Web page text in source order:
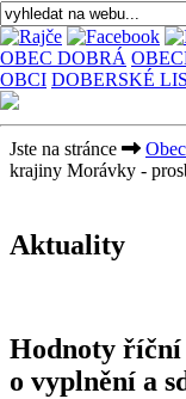
OBEC DOBRÁ
OBCI DOBERSKÉ
Jste na stránce
krajiny Morávky -
Aktuality
Hodnoty
o vyplnění a